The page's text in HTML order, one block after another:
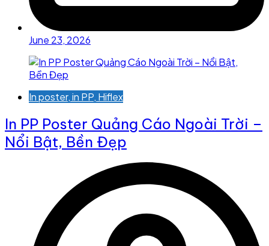
June 23, 2026
In poster, in PP, Hiflex
In PP Poster Quảng Cáo Ngoài Trời –
Nổi Bật, Bền Đẹp